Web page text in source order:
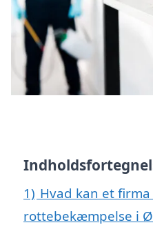
1) Hvad kan et
rottebekæmpelse i